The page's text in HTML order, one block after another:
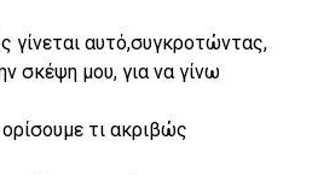
γίνεται αυτό,συγκροτώντας,
σκέψη μου, για να γίνω
τι ακριβώς